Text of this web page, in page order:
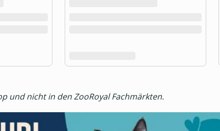
und nicht in den ZooRoyal Fachmärkten.